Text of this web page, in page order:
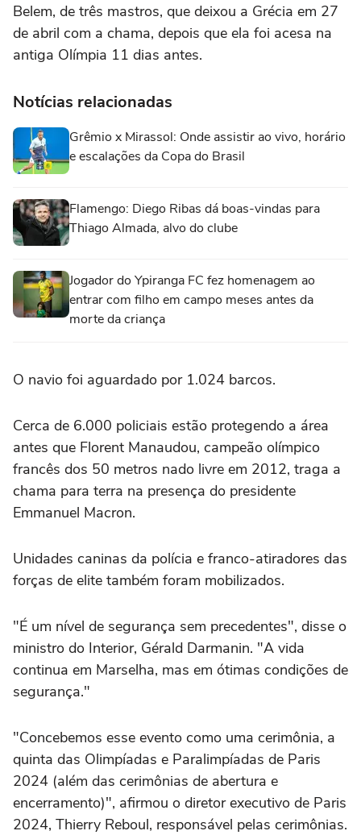
Belem, de três mastros, que deixou a Grécia em 27
de abril com a chama, depois que ela foi acesa na
antiga Olímpia 11 dias antes.
Notícias relacionadas
Grêmio x Mirassol: Onde assistir ao vivo, horário
e escalações da Copa do Brasil
Flamengo: Diego Ribas dá boas-vindas para
Thiago Almada, alvo do clube
Jogador do Ypiranga FC fez homenagem ao
entrar com filho em campo meses antes da
morte da criança
O navio foi aguardado por 1.024 barcos.
Cerca de 6.000 policiais estão protegendo a área
antes que Florent Manaudou, campeão olímpico
francês dos 50 metros nado livre em 2012, traga a
chama para terra na presença do presidente
Emmanuel Macron.
Unidades caninas da polícia e franco-atiradores das
forças de elite também foram mobilizados.
"É um nível de segurança sem precedentes", disse o
ministro do Interior, Gérald Darmanin. "A vida
continua em Marselha, mas em ótimas condições de
segurança."
"Concebemos esse evento como uma cerimônia, a
quinta das Olimpíadas e Paralimpíadas de Paris
2024 (além das cerimônias de abertura e
encerramento)", afirmou o diretor executivo de Paris
2024, Thierry Reboul, responsável pelas cerimônias.